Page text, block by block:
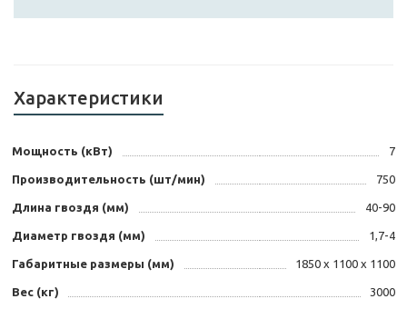
Характеристики
Мощность (кВт) 7
Производительность (шт/мин) 750
Длина гвоздя (мм) 40-90
Диаметр гвоздя (мм) 1,7-4
Габаритные размеры (мм) 1850 х 1100 х 1100
Вес (кг) 3000